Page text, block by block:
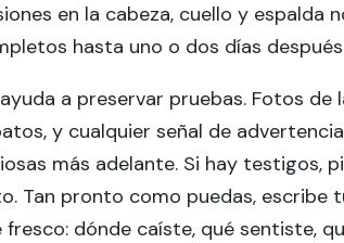
en la cabeza, cuello y espalda
hasta uno o dos días
a preservar pruebas. Fotos de
y cualquier señal de
más adelante. Si hay testigos,
Tan pronto como puedas, escribe
dónde caíste, qué sentiste,